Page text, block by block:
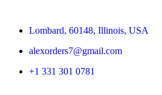
Lombard, 60148, Illinois, USA
alexorders7@gmail.com
+1 331 301 0781